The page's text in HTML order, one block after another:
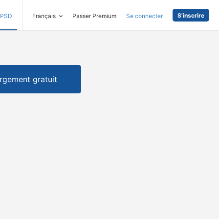
PSD Français Passer Premium Se connecter S'inscrire
gratuit